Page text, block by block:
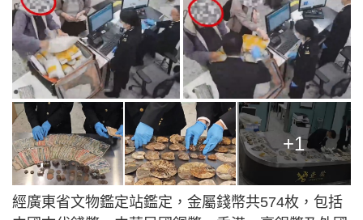
+1
經廣東省文物鑑定站鑑定，金屬錢幣共574枚，包括